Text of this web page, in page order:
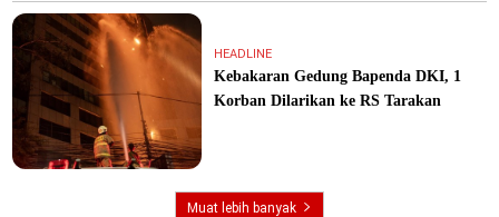
HEADLINE
Kebakaran Gedung Bapenda DKI, 1
Korban Dilarikan ke RS Tarakan
Muat lebih banyak